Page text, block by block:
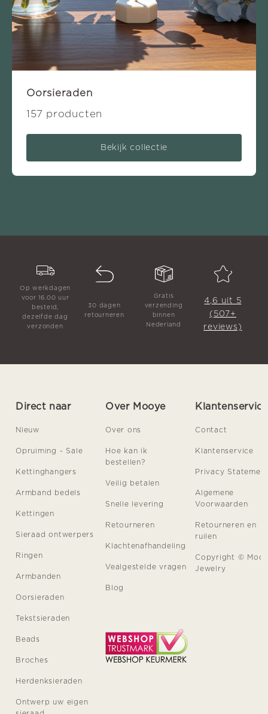
Oorsieraden
157 producten
Bekijk collectie
Op werkdagen
voor 16.00 uur
besteld,
dezelfde dag
verzonden
30 dagen
retourneren
Gratis
verzending
binnen
Nederland
4,6 uit 5
(507+
reviews)
Direct naar
Nieuw
Opruiming - Sale
Kettinghangers
Armband bedels
Kettingen
Sieraad ontwerpers
Ringen
Armbanden
Oorsieraden
Tekstsieraden
Beads
Broches
Herdenksieraden
Ontwerp uw eigen
Over Mooye
Over ons
Hoe kan ik
bestellen?
Veilig betalen
Snelle levering
Retourneren
Klachtenafhandeling
Vealgestelde vragen
Blog
Klantenservice
Contact
Klantenservice
Privacy
Algemene
Voorwaarden
Retourneren en
ruilen
Copyright ©
Jewelry